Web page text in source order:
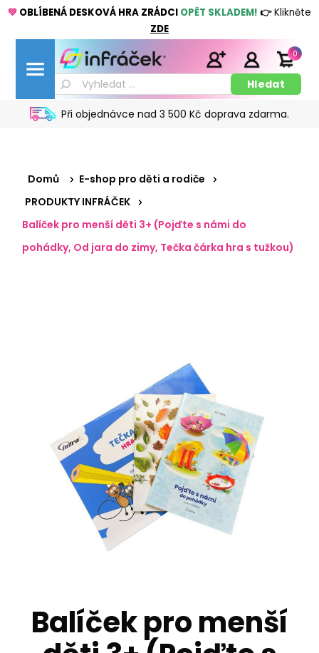
💚 OBLÍBENÁ DESKOVÁ HRA ZRÁDCI OPĚT SKLADEM! 👉Klikněte
ZDE
Při objednávce nad 3 500 Kč doprava zdarma.
0
Domů
E-shop pro děti a rodiče
PRODUKTY INFRÁČEK
Balíček pro menší děti 3+ (Pojďte s námi do
pohádky, Od jara do zimy, Tečka čárka hra s tužkou)
Balíček pro menší